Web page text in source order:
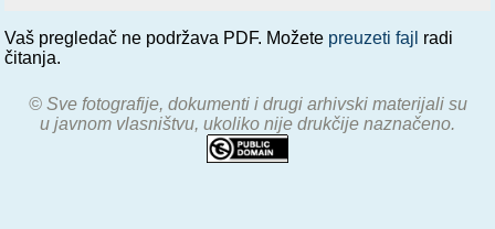
Vaš pregledač ne podržava PDF. Možete preuzeti fajl radi
čitanja.
© Sve fotografije, dokumenti i drugi arhivski materijali su
u javnom vlasništvu, ukoliko nije drukčije naznačeno.